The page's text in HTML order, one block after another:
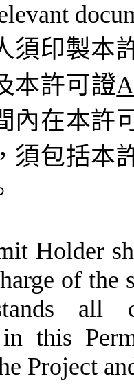
須印製本
本許可證A
內在本許
須包括本
Holder
of the
all
inthis
Project